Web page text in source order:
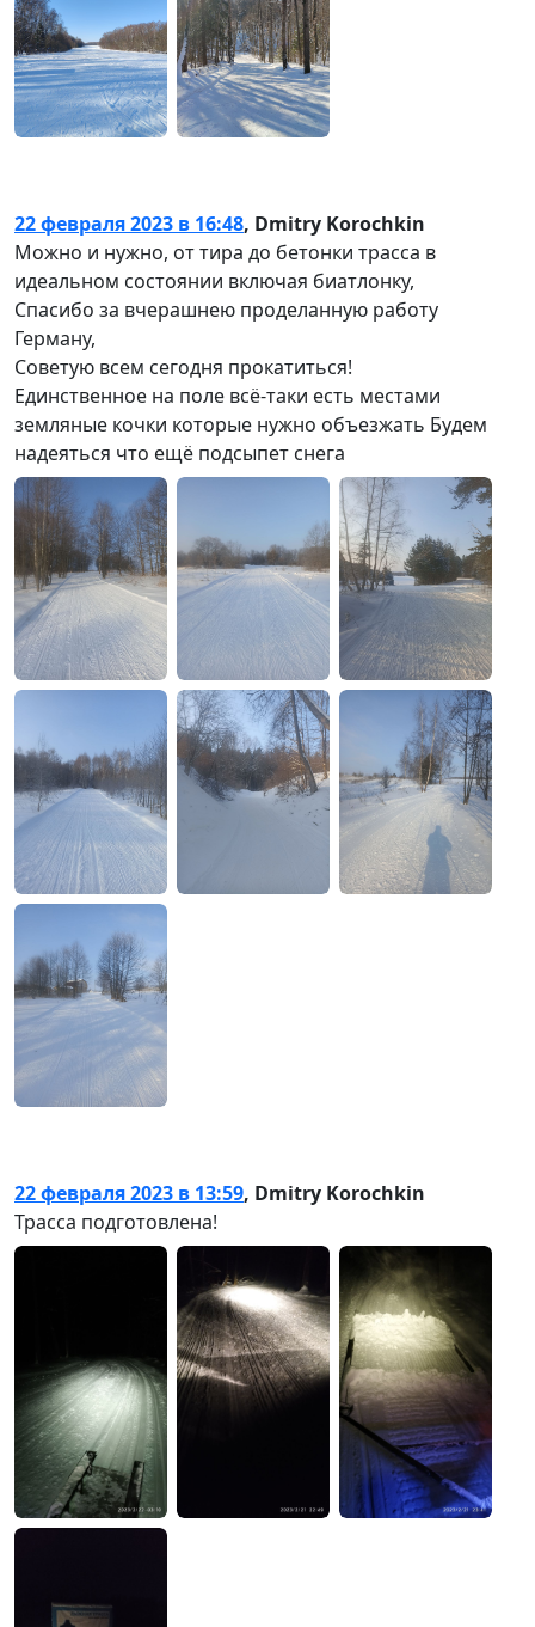
22 февраля 2023 в 16:48, Dmitry Korochkin
Можно и нужно, от тира до бетонки трасса в
идеальном состоянии включая биатлонку,
Спасибо за вчерашнею проделанную работу
Герману,
Советую всем сегодня прокатиться!
Единственное на поле всё-таки есть местами
земляные кочки которые нужно объезжать Будем
надеяться что ещё подсыпет снега
22 февраля 2023 в 13:59, Dmitry Korochkin
Трасса подготовлена!